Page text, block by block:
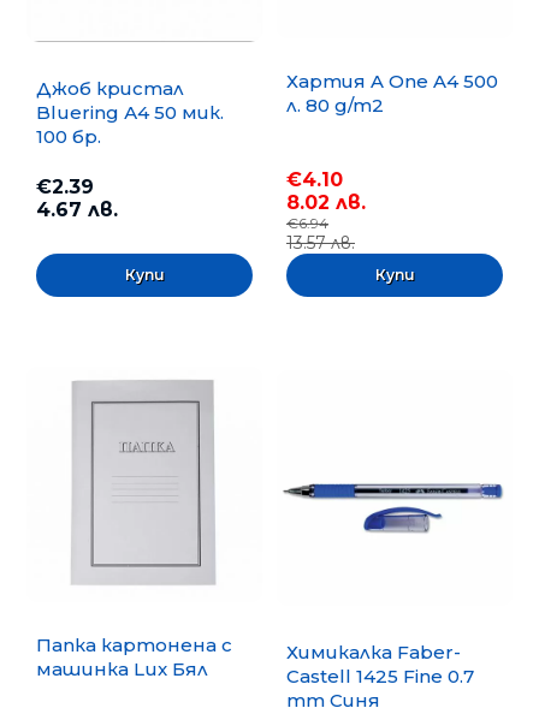
Джоб кристал
Bluering А4 50 мик.
100 бр.
€2.39
4.67 лв.
Хартия A One A4 500
л. 80 g/m2
€4.10
8.02 лв.
€6.94
13.57 лв.
Папка картонена с
машинка Lux Бял
Химикалка Faber-
Castell 1425 Fine 0.7
mm Синя